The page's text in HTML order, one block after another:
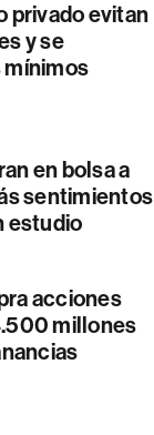
privado evitan
y se
mínimos
en bolsa a
sentimientos
estudio
acciones
millones